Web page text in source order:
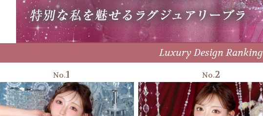
Luxury Design Ranking
No.1 No.2